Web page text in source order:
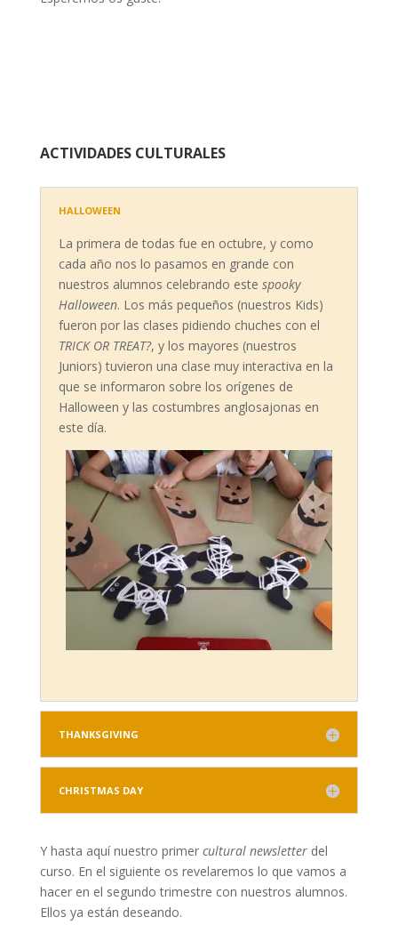
ACTIVIDADES CULTURALES
HALLOWEEN
La primera de todas fue en octubre, y como
cada año nos lo pasamos en grande con
nuestros alumnos celebrando este spooky
Halloween. Los más pequeños (nuestros Kids)
fueron por las clases pidiendo chuches con el
TRICK OR TREAT?, y los mayores (nuestros
Juniors) tuvieron una clase muy interactiva en la
que se informaron sobre los orígenes de
Halloween y las costumbres anglosajonas en
este día.
THANKSGIVING
CHRISTMAS DAY
Y hasta aquí nuestro primer cultural newsletterdel
curso. En el siguiente os revelaremos lo que vamos a
hacer en el segundo trimestre con nuestros alumnos.
Ellos ya están deseando.